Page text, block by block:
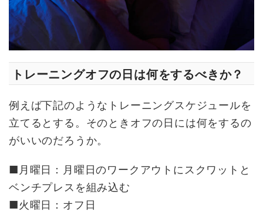
トレーニングオフの日は何をするべきか？
例えば下記のようなトレーニングスケジュールを
立てるとする。そのときオフの日には何をするの
がいいのだろうか。
■月曜日：月曜日のワークアウトにスクワットと
ベンチプレスを組み込む
■火曜日：オフ日